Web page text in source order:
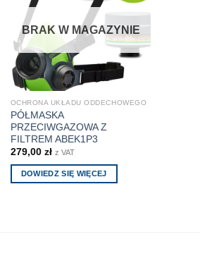
BRAK W MAGAZYNIE
OCHRONA UKŁADU ODDECHOWEGO
PÓŁMASKA
PRZECIWGAZOWA Z
FILTREM ABEK1P3
279,00 zł z VAT
DOWIEDZ SIĘ WIĘCEJ